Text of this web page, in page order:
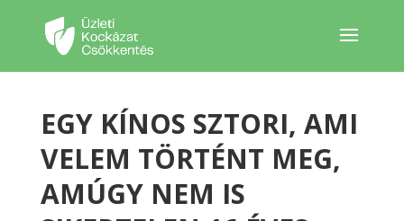
EGY KÍNOS SZTORI, AMI
VELEM TÖRTÉNT MEG,
AMÚGY NEM IS